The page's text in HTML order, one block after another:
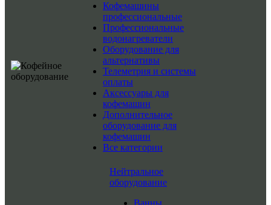
Кофемашины
профессиональные
Профессиональные
водонагреватели
Оборудование для
альтернативы
Телеметрия и системы
оплаты
Аксессуары для
кофемашин
Дополнительное
оборудование для
кофемашин
Все категории
Нейтральное
оборудование
Ванны